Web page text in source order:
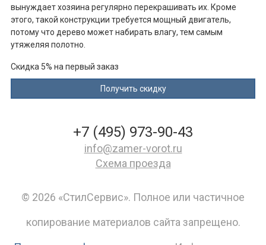
вынуждает хозяина регулярно перекрашивать их. Кроме
этого, такой конструкции требуется мощный двигатель,
потому что дерево может набирать влагу, тем самым
утяжеляя полотно.
Скидка 5% на первый заказ
+7 (495) 973-90-43
info@zamer-vorot.ru
Схема проезда
© 2026 «СтилСервис». Полное или частичное
копирование материалов сайта запрещено.